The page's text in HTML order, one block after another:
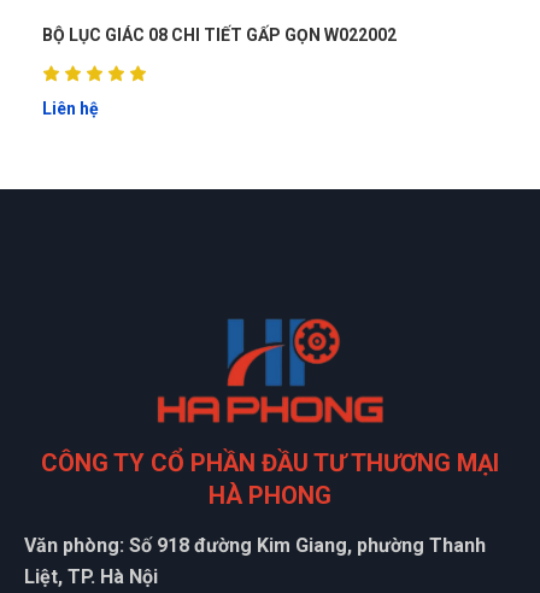
BỘ LỤC GIÁC 08 CHI TIẾT GẤP GỌN W022002
Liên hệ
CÔNG TY CỔ PHẦN ĐẦU TƯ THƯƠNG MẠI
HÀ PHONG
Văn phòng: Số 918 đường Kim Giang, phường Thanh
Liệt, TP. Hà Nội